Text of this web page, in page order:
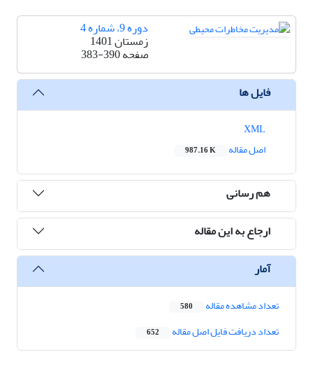
دوره 9، شماره 4
زمستان 1401
صفحه383-390
فایل ها
اصل مقاله
987.16 K
هم رسانی
ارجاع به این مقاله
آمار
تعداد مشاهده مقاله 580
تعداد دریافت فایل اصل مقاله 652